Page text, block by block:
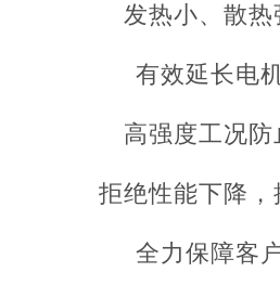
发热小、散热
有效延长电
高强度工况
拒绝性能下降
全力保障客